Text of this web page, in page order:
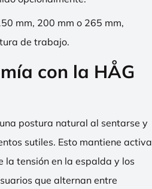
mm, 200 mm o 265 mm,
de trabajo.
con la HÅG
postura natural al sentarse y
sutiles. Esto mantiene activa
la tensión en la espalda y los
que alternan entre